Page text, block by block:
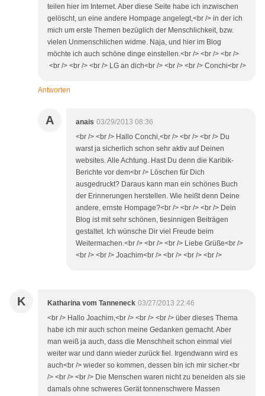
teilen hier im Internet. Aber diese Seite habe ich inzwischen
gelöscht, un eine andere Hompage angelegt,<br /> in der ich
mich um erste Themen bezüglich der Menschlichkeit, bzw.
vielen Unmenschlichen widme. Naja, und hier im Blog
möchte ich auch schöne dinge einstellen.<br /> <br /> <br />
<br /> <br /> <br /> LG an dich<br /> <br /> <br /> Conchi<br />
Antworten
A anais 03/29/2013 08:36
<br /> <br /> Hallo Conchi,<br /> <br /> <br /> Du
warst ja sicherlich schon sehr aktiv auf Deinen
websites. Alle Achtung. Hast Du denn die Karibik-
Berichte vor dem<br /> Löschen für Dich
ausgedruckt? Daraus kann man ein schönes Buch
der Erinnerungen herstellen. Wie heißt denn Deine
andere, ernste Hompage?<br /> <br /> <br /> Dein
Blog ist mit sehr schönen, tiesinnigen Beiträgen
gestaltet. Ich wünsche Dir viel Freude beim
Weitermachen.<br /> <br /> <br /> Liebe Grüße<br />
<br /> <br /> Joachim<br /> <br /> <br /> <br />
K Katharina vom Tanneneck 03/27/2013 22:46
<br /> Hallo Joachim,<br /> <br /> <br /> über dieses Thema
habe ich mir auch schon meine Gedanken gemacht. Aber
man weiß ja auch, dass die Menschheit schon einmal viel
weiter war und dann wieder zurück fiel. Irgendwann wird es
auch<br /> wieder so kommen, dessen bin ich mir sicher.<br
/> <br /> <br /> Die Menschen waren nicht zu beneiden als sie
damals ohne schweres Gerät tonnenschwere Massen